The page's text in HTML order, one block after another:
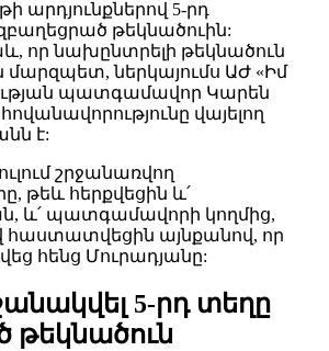
արդյունքներով 5-րդ
թեկնածուին:
որ նախընտրելի թեկնածուն
ներկայումս ԱԺ «Իմ
պատգամավոր Կարեն
վայելող
է:
շրջանառվող
թեև հերքվեցին և՛
և՛ պատգամավորի կողմից,
հաստատվեցին այնքանով, որ
հենց Մուրադյանը:
5-րդ տեղը
թեկնածուն